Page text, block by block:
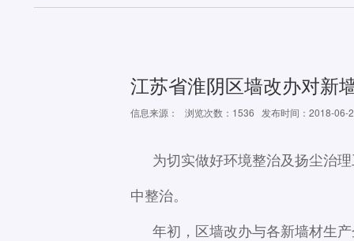
江苏省淮阴区墙改办对新
信息来源： 浏览次数：1536 发布时间：2018-06-
为切实做好环境整治及扬尘治理
中整治。
年初，区墙改办与各新墙材生